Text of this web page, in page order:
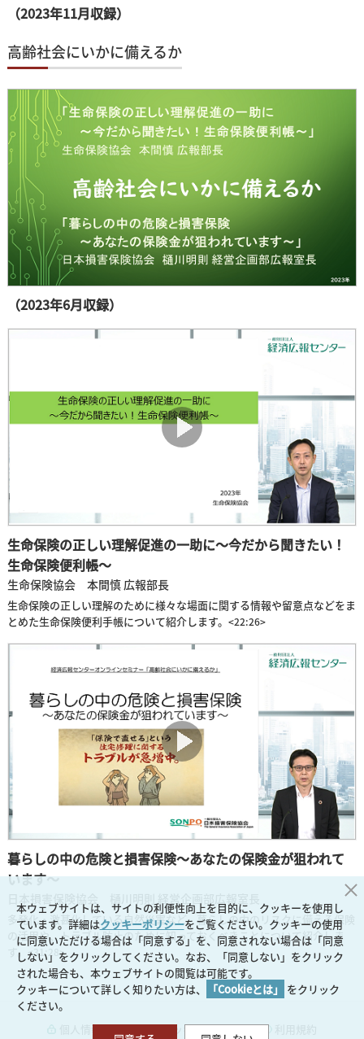
（2023年11月収録）
高齢社会にいかに備えるか
（2023年6月収録）
生命保険の正しい理解促進の一助に～今だから聞きたい！
生命保険便利帳～
生命保険協会 本間慎 広報部長
生命保険の正しい理解のために様々な場面に関する情報や留意点などをま
とめた生命保険便利手帳について紹介します。 <22:26>
暮らしの中の危険と損害保険～あなたの保険金が狙われて
います～
日本損害保険協会 樋川明則 経営企画部広報室長
多発化・激甚化している自然災害など、暮らしの中のリスクに備える保険
の活用や、トラブル防止のために知っておくべきことについて紹介しま
す。 <31:28>
個人情報の保護 クッキーポリシー
本ウェブサイトは、サイトの利便性向上を目的に、クッキーを使用し
ています。詳細はクッキーポリシーをご覧ください。クッキーの使用
に同意いただける場合は「同意する」を、同意されない場合は「同意
しない」をクリックしてください。なお、「同意しない」をクリック
された場合も、本ウェブサイトの閲覧は可能です。
クッキーについて詳しく知りたい方は、
「Cookieとは」
をクリック
ください。